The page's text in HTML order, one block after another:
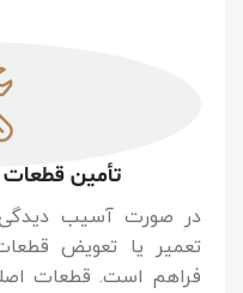
تأمین
در صورت آسیب دیدگی
تعمیر یا تعویض
فراهم است. قطعات